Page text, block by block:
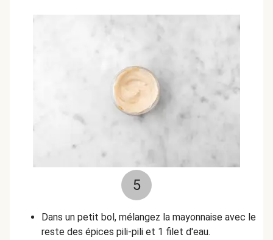
5
Dans un petit bol, mélangez la mayonnaise avec le
reste des épices pili-pili et 1 filet d'eau.